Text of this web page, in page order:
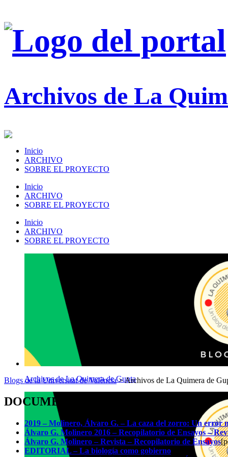
Archivos de La
Inicio
ARCHIVO
SOBRE EL PROYECTO
Inicio
ARCHIVO
SOBRE EL PROYECTO
Inicio
ARCHIVO
SOBRE EL PROYECTO
Archivos de La Quimera de Gupta
Blogs de la Universitat de València>Archivos de La Quimera de
DOCUMENTOS
2019 – Molinero, Álvaro G. – La caza del zorro: Un error
Álvaro G. Molinero 2016 – Recopilatorio de Ensayos –
Álvaro G. Molinero – Revista – Recopilatorio de Ensayos
EDITORIAL – La biología como gobierno